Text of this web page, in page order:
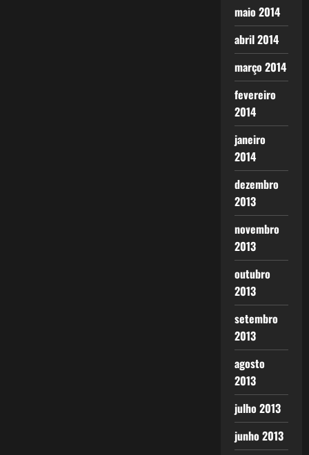
maio 2014
abril 2014
março 2014
fevereiro
2014
janeiro
2014
dezembro
2013
novembro
2013
outubro
2013
setembro
2013
agosto
2013
julho 2013
junho 2013